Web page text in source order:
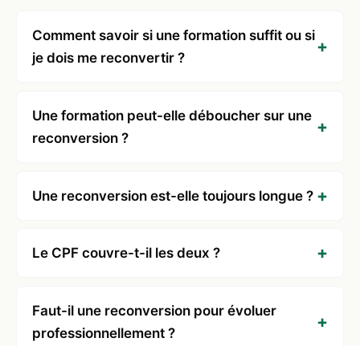
Comment savoir si une formation suffit ou si
je dois me reconvertir ?
Une formation peut-elle déboucher sur une
reconversion ?
Une reconversion est-elle toujours longue ?
Le CPF couvre-t-il les deux ?
Faut-il une reconversion pour évoluer
professionnellement ?